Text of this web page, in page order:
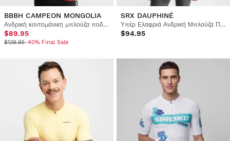
BBBH CAMPEON MONGOLIA
Ανδρική κοντομάνικη μπλούζα ποδηλασίας Burgos Burpellet BH x Siroko
$89.95
$139.95-40% Final Sale
SRX DAUPHINÉ
Υπέρ Ελαφριά Ανδρική Μπλούζα Ποδηλασίας
$94.95